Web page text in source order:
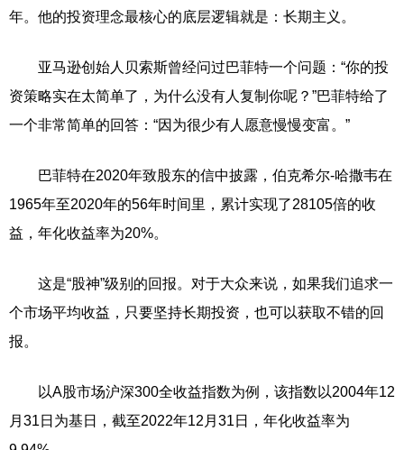
年。他的投资理念最核心的底层逻辑就是：长期主义。
亚马逊创始人贝索斯曾经问过巴菲特一个问题：“你的投
资策略实在太简单了，为什么没有人复制你呢？”巴菲特给了
一个非常简单的回答：“因为很少有人愿意慢慢变富。”
巴菲特在2020年致股东的信中披露，伯克希尔-哈撒韦在
1965年至2020年的56年时间里，累计实现了28105倍的收
益，年化收益率为20%。
这是“股神”级别的回报。对于大众来说，如果我们追求一
个市场平均收益，只要坚持长期投资，也可以获取不错的回
报。
以A股市场沪深300全收益指数为例，该指数以2004年12
月31日为基日，截至2022年12月31日，年化收益率为